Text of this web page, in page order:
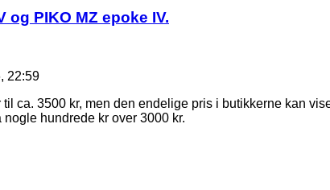
og PIKO MZ epoke IV.
22:59
ca. 3500 kr, men den endelige pris i butikkerne kan
hundrede kr over 3000 kr.